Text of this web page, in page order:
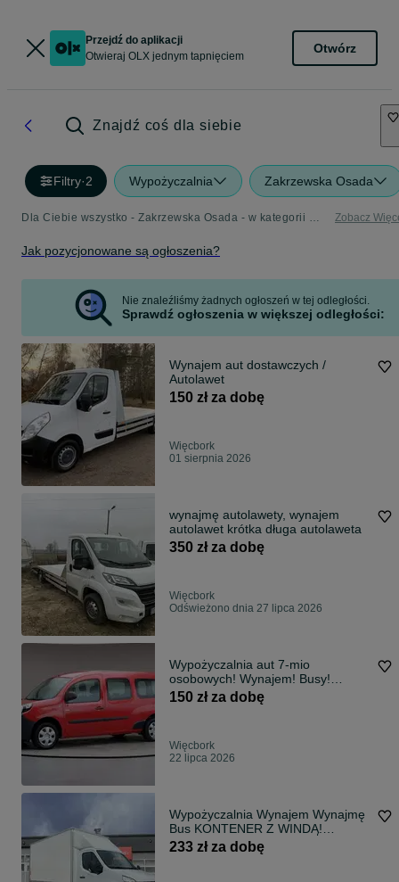
Przejdź do aplikacji
Otwieraj OLX jednym tapnięciem
Otwórz
Znajdź coś dla siebie
Filtry·2 Wypożyczalnia Zakrzewska Osada
Dla Ciebie wszystko - Zakrzewska Osada - w kategorii Wypożyczalnia Zobacz
Jak pozycjonowane są ogłoszenia?
Nie znaleźliśmy żadnych ogłoszeń w tej odległości.
Sprawdź ogłoszenia w większej odległości:
Wynajem aut dostawczych /
Autolawet
150 zł za dobę
Więcbork
01 sierpnia 2026
wynajmę autolawety, wynajem
autolawet krótka długa autolaweta
350 zł za dobę
Więcbork
Odświeżono dnia 27 lipca 2026
Wypożyczalnia aut 7-mio
osobowych! Wynajem! Busy!
Kierowca! Lawety!
150 zł za dobę
Więcbork
22 lipca 2026
Wypożyczalnia Wynajem Wynajmę
Bus KONTENER Z WINDĄ!
___4,10x2,10___
233 zł za dobę